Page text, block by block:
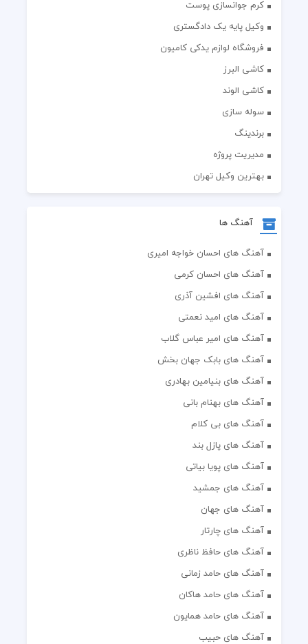
کرم جوانسازی پوست
وکیل پایه یک دادگستری
فروشگاه لوازم یدکی کامیون
کاشی البرز
کاشی الوند
سوله سازی
برندینگ
مدیریت پروژه
بهترین وکیل تهران
آهنگ ها
آهنگ های احسان خواجه امیری
آهنگ های احسان کرمی
آهنگ های افشین آذری
آهنگ های امید نعمتی
آهنگ های امیر عباس گلاب
آهنگ های بابک جهان بخش
آهنگ های بنیامین بهادری
آهنگ های بهنام بانی
آهنگ های بی کلام
آهنگ های پازل بند
آهنگ های پویا بیاتی
آهنگ های جمشید
آهنگ های جهان
آهنگ های چارتار
آهنگ های حافظ ناظری
آهنگ های حامد زمانی
آهنگ های حامد هاکان
آهنگ های حامد همایون
آهنگ های حبیب